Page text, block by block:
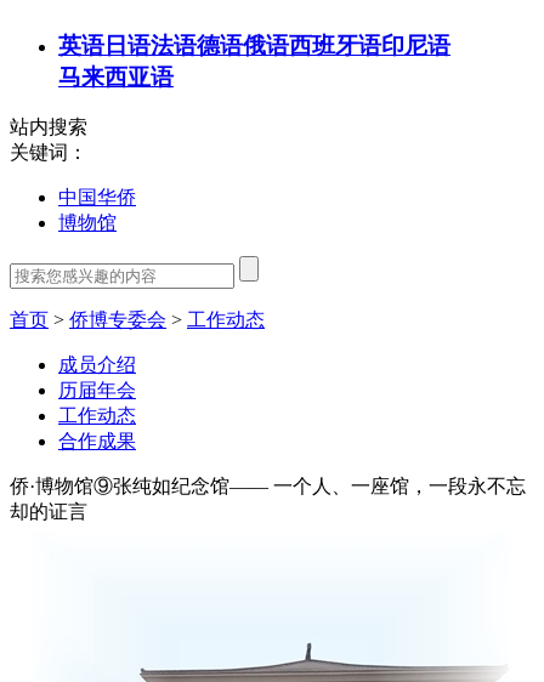
英语日语法语德语俄语西班牙语印尼语
马来西亚语
站内搜索
关键词：
中国华侨
博物馆
首页 > 侨博专委会 > 工作动态
成员介绍
历届年会
工作动态
合作成果
侨·博物馆⑨张纯如纪念馆—— 一个人、一座馆，一段永不忘
却的证言